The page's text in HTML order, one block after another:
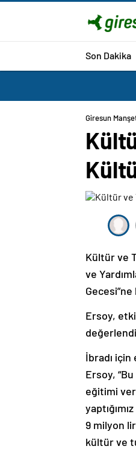
Son Dakika
Giresun
Kültür ve
ve
Gecesi”ne
Ersoy,
İbradı
Ersoy,
eğitimi
9 milyon
kültür ve